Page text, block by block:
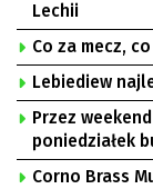
Lechii
Co za mecz,
Lebiediew
Przez
poniedziałek
Corno Brass